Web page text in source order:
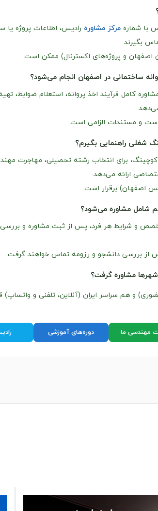
با شماره مرکز مشاوره رادیس، اطلاعات پروژه یا
بگیرند.
و پروژه‌های اکسترنال) ممکن است.
ساختمانی در اصفهان انجام می‌شود؟
کامل فرآیند اخذ پروانه، استعلام ضوابط،
و مستندات الزامی است.
شغلی راهنمایی بگیرم؟
برای انتخاب رشته تحصیلی، مهاجرت
ارائه می‌دهد.
اصفهان) برقرار است.
شامل مشاوره می‌شود؟
و شرایط هر فرد، پس از ثبت مشاوره و بررسی
از بررسی دانشجو و رزومه تماس خواهند گرفت.
مشاوره گرفت؟
و هم سراسر ایران (آنلاین، تلفنی و واتساپ)
مهندسی ما دوره‌های آموزشی